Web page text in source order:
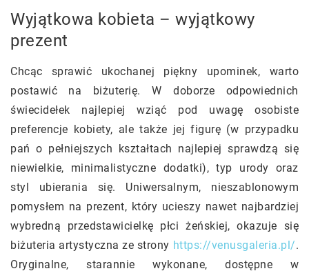
Wyjątkowa kobieta – wyjątkowy
prezent
Chcąc sprawić ukochanej piękny upominek, warto
postawić na biżuterię. W doborze odpowiednich
świecidełek najlepiej wziąć pod uwagę osobiste
preferencje kobiety, ale także jej figurę (w przypadku
pań o pełniejszych kształtach najlepiej sprawdzą się
niewielkie, minimalistyczne dodatki), typ urody oraz
styl ubierania się. Uniwersalnym, nieszablonowym
pomysłem na prezent, który ucieszy nawet najbardziej
wybredną przedstawicielkę płci żeńskiej, okazuje się
biżuteria artystyczna ze strony https://venusgaleria.pl/.
Oryginalne, starannie wykonane, dostępne w